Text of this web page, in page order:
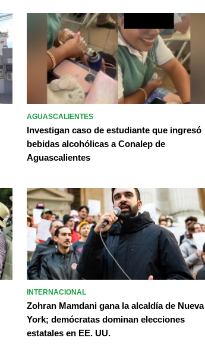
AGUASCALIENTES
Investigan caso de estudiante que ingresó
bebidas alcohólicas a Conalep de
Aguascalientes
INTERNACIONAL
Zohran Mamdani gana la alcaldía de Nueva
York; demócratas dominan elecciones
estatales en EE. UU.